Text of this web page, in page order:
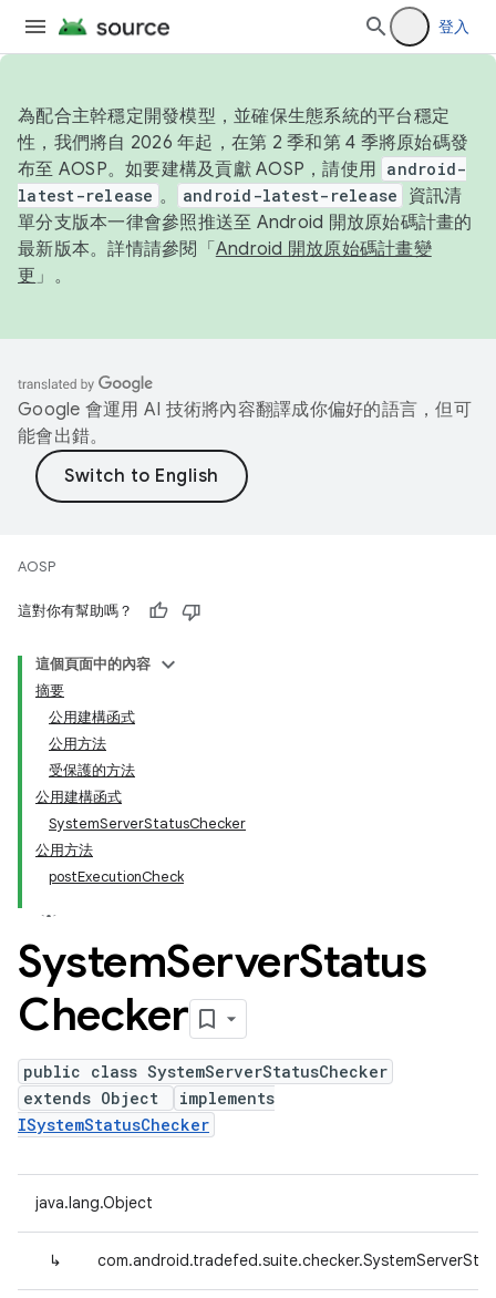
登入
為配合主幹穩定開發模型，並確保生態系統的平台穩定
性，我們將自 2026 年起，在第 2 季和第 4 季將原始碼發
布至 AOSP。如要建構及貢獻 AOSP，請使用 android-
latest-release 。 android-latest-release
資訊清
單分支版本一律會參照推送至 Android 開放原始碼計畫的
最新版本。詳情請參閱「 Android 開放原始碼計畫變
更 」。
Google 會運用 AI 技術將內容翻譯成你偏好的語言，但可
能會出錯。
AOSP
這對你有幫助嗎？
這個頁面中的內容
摘要
公用建構函式
公用方法
受保護的方法
公用建構函式
SystemServerStatusChecker
公用方法
postExecutionCheck
SystemServerStatus
Checker
public class SystemServerStatusChecker
extends Object
implements
ISystemStatusChecker
java.lang.Object
↳